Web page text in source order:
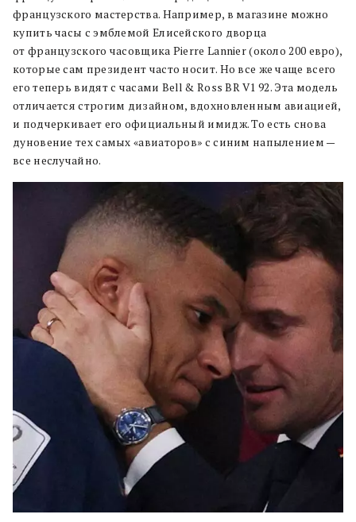
французского мастерства. Например, в магазине можно
купить часы с эмблемой Елисейского дворца
от французского часовщика Pierre Lannier (около 200 евро),
которые сам президент часто носит. Но все же чаще всего
его теперь видят с часами Bell & Ross BR V1 92. Эта модель
отличается строгим дизайном, вдохновленным авиацией,
и подчеркивает его официальный имидж. То есть снова
дуновение тех самых «авиаторов» с синим напылением —
все неслучайно.